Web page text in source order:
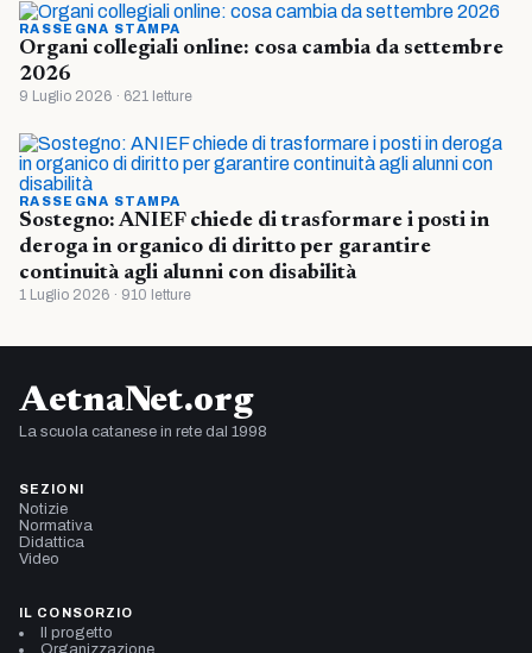
RASSEGNA STAMPA
Organi collegiali online: cosa cambia da settembre
2026
9 Luglio 2026 · 621 letture
RASSEGNA STAMPA
Sostegno: ANIEF chiede di trasformare i posti in
deroga in organico di diritto per garantire
continuità agli alunni con disabilità
1 Luglio 2026 · 910 letture
AetnaNet.org
La scuola catanese in rete dal 1998
SEZIONI
Notizie
Normativa
Didattica
Video
IL CONSORZIO
Il progetto